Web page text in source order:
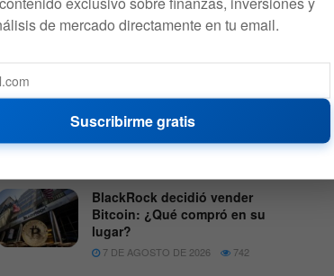
acumulando stablecoins.
supervisen la media de edad en
La media de edad en dólares invertidos es
ponderada por el precio de compra.
BlackRock decidió vender
Bitcoin: ¿Qué compró en su
lugar?
7 DE AGOSTO DE 2026 742
de mercado directamente en tu email.
Suscribirme gratis